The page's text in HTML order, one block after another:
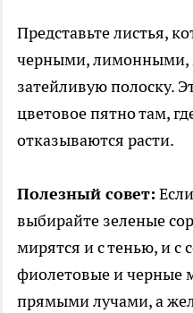
Представьте листья,
черными, лимонными,
затейливую полоску.
цветовое пятно там,
отказываются расти.
Полезный совет:
выбирайте зеленые
мирятся и с тенью, и с
фиолетовые и черные
прямыми лучами, а